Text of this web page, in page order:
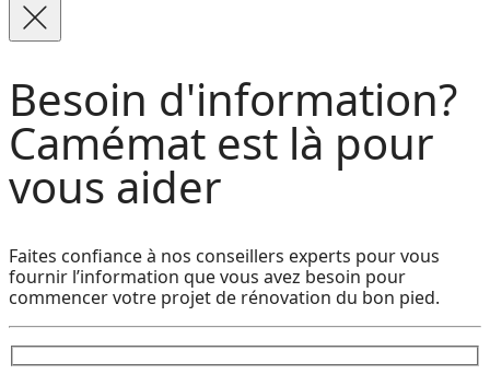
Besoin d'information?
Camémat est là pour
vous aider
Faites confiance à nos conseillers experts pour vous
fournir l’information que vous avez besoin pour
commencer votre projet de rénovation du bon pied.